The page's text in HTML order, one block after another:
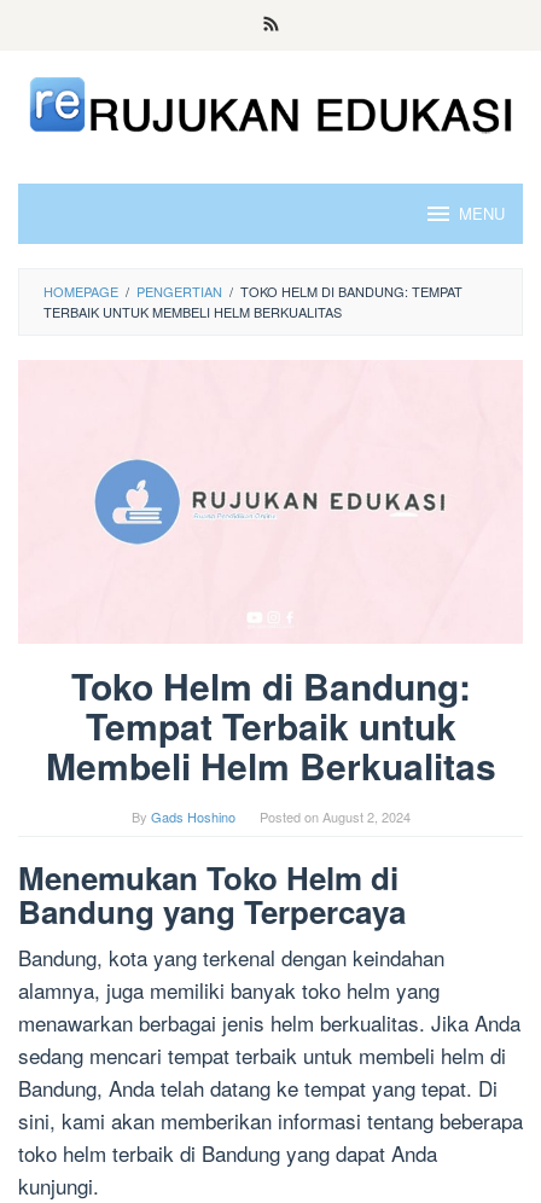
content
MENU
HOMEPAGE / PENGERTIAN / TOKO HELM DI BANDUNG: TEMPAT
TERBAIK UNTUK MEMBELI HELM BERKUALITAS
Toko Helm di Bandung:
Tempat Terbaik untuk
Membeli Helm Berkualitas
By Gads Hoshino Posted onAugust 2, 2024
Menemukan Toko Helm di
Bandung yang Terpercaya
Bandung, kota yang terkenal dengan keindahan
alamnya, juga memiliki banyak toko helm yang
menawarkan berbagai jenis helm berkualitas. Jika Anda
sedang mencari tempat terbaik untuk membeli helm di
Bandung, Anda telah datang ke tempat yang tepat. Di
sini, kami akan memberikan informasi tentang beberapa
toko helm terbaik di Bandung yang dapat Anda
kunjungi.